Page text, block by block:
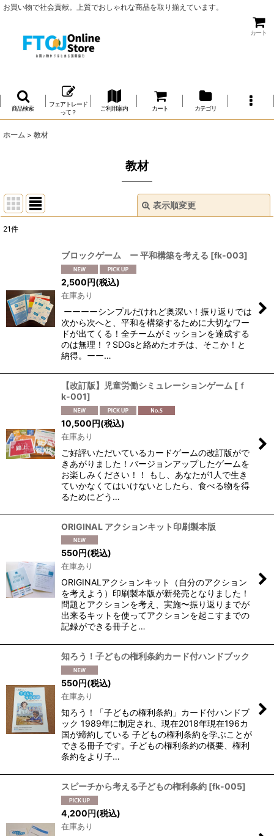
お買い物で社会貢献。上質でおしゃれな商品を取り揃えています。
カート
商品検索
フェアトレード
って？
ご利用案内 カート カテゴリ
ホーム > 教材
教材
表示順変更
並び順:
絞り込む
21件
ブロックゲーム ー 平和構築を考える [fk-003]
2,500円(税込)
在庫あり
ーーーーシンプルだけれど奥深い！振り返りでは
次から次へと、平和を構築するために大切なワー
ドが出てくる！全チームがミッションを達成する
のは無理！？SDGsと絡めたオチは、そこか！と
納得。ーー…
【改訂版】児童労働シミュレーションゲーム [ ｆ
k-001]
10,500円(税込)
在庫あり
ご好評いただいているカードゲームの改訂版がで
きあがりました！バージョンアップしたゲームを
お楽しみください！！ もし、あなたが1人で生き
ていかなくてはいけないとしたら、食べる物を得
るためにどう…
ORIGINAL アクションキット印刷製本版
550円(税込)
在庫あり
ORIGINALアクションキット（自分のアクション
を考えよう）印刷製本版が新発売となりました！
問題とアクションを考え、実施〜振り返りまでが
出来るキットを使ってアクションを起こすまでの
記録ができる冊子と…
知ろう！子どもの権利条約カード付ハンドブック
550円(税込)
在庫あり
知ろう！「子どもの権利条約」カード付ハンドブ
ック 1989年に制定され、現在2018年現在196カ
国が締約している 子どもの権利条約を学ぶことが
できる冊子です。子どもの権利条約の概要、権利
条約をより子…
スピーチから考える子どもの権利条約 [fk-005]
4,200円(税込)
在庫あり